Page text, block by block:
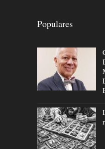
Populares